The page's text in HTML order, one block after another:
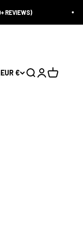
EUR € Zoeken openen